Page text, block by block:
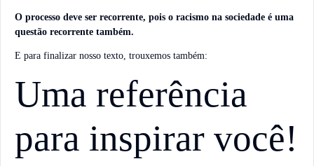
O processo deve ser recorrente, pois o racismo na sociedade é uma
questão recorrente também.
E para finalizar nosso texto, trouxemos também:
Uma referência
para inspirar você!